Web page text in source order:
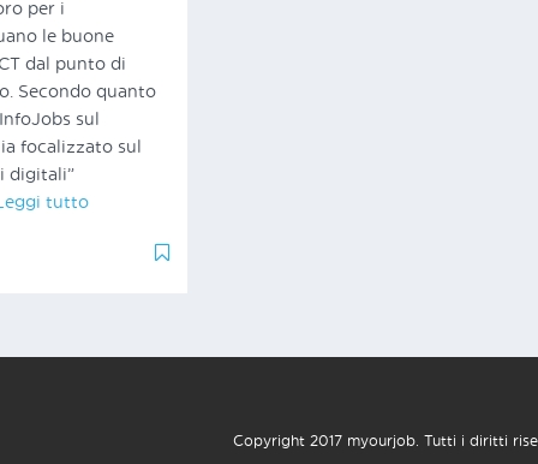
per i
le buone
dal punto di
Secondo quanto
sul
focalizzato sul
digitali”
tutto
00
Copyright 2017 myourjob. Tutti i diritti